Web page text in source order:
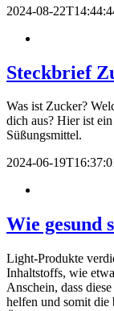
2024-08-
Steckbrief
Was ist Zucker?
dich aus? Hier ist
Süßungsmittel.
2024-06-
Wie gesund
Light-Produkte
Inhaltstoffs, wie
Anschein, dass
helfen und somit die